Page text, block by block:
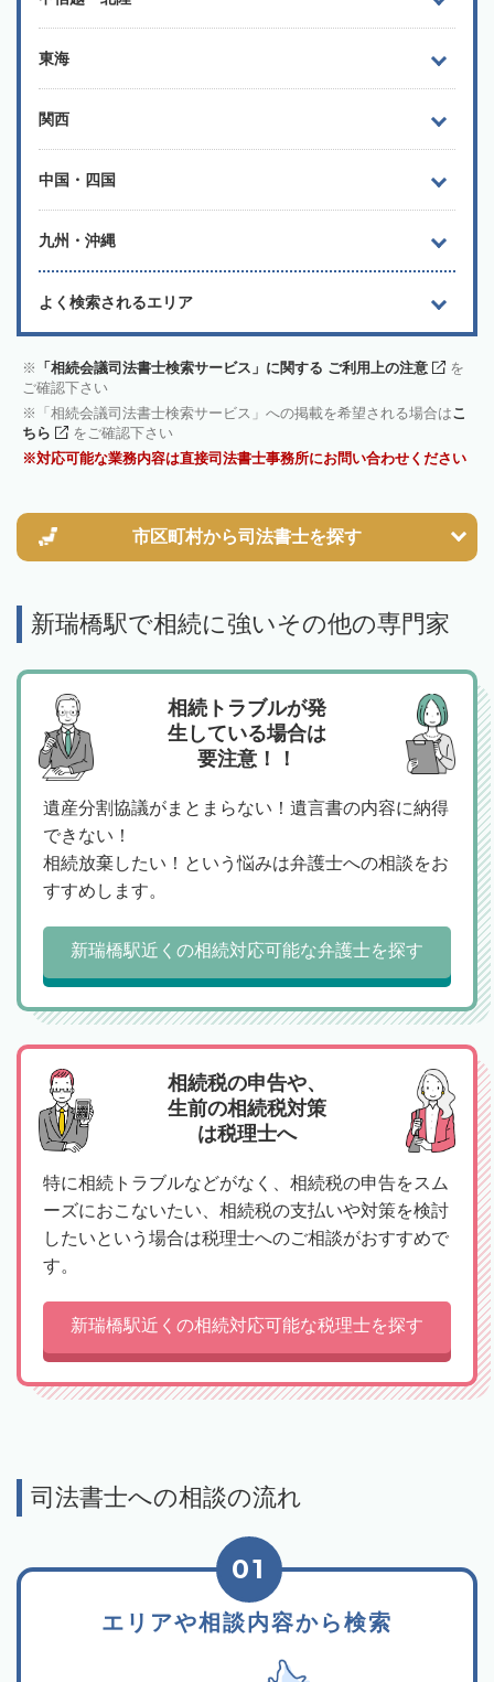
東海
関西
中国・四国
九州・沖縄
よく検索されるエリア
「相続会議司法書士検索サービス」に関する ご利用上の注意
を
ご確認下さい
「相続会議司法書士検索サービス」への掲載を希望される場合はこ
ちら
をご確認下さい
対応可能な業務内容は直接司法書士事務所にお問い合わせください
市区町村から司法書士を探す
新瑞橋駅で相続に強いその他の専門家
相続トラブルが発
生している場合は
要注意！！
遺産分割協議がまとまらない！遺言書の内容に納得
できない！
相続放棄したい！という悩みは弁護士への相談をお
すすめします。
新瑞橋駅近くの相続対応可能な弁護士を探す
相続税の申告や、
生前の相続税対策
は税理士へ
特に相続トラブルなどがなく、相続税の申告をスム
ーズにおこないたい、相続税の支払いや対策を検討
したいという場合は税理士へのご相談がおすすめで
す。
新瑞橋駅近くの相続対応可能な税理士を探す
司法書士への相談の流れ
エリアや相談内容から検索
01